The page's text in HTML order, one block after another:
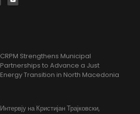
CRPM Strengthens Municipal
Partnerships to Advance a Just
Energy Transition in North Macedonia
Интервју на Кристијан Трајковски,